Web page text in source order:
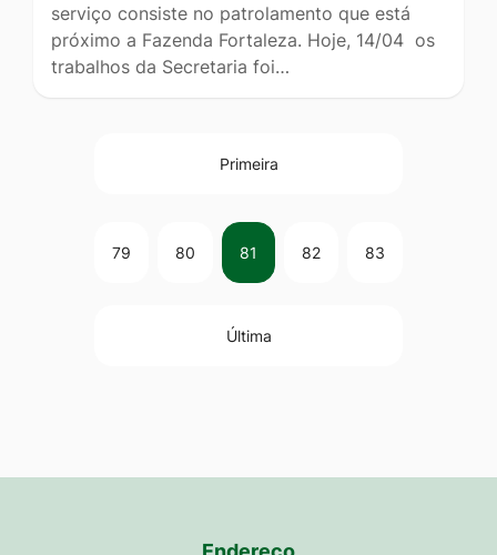
serviço consiste no patrolamento que está
próximo a Fazenda Fortaleza. Hoje, 14/04 os
trabalhos da Secretaria foi…
Primeira
79 80 81 82 83
Última